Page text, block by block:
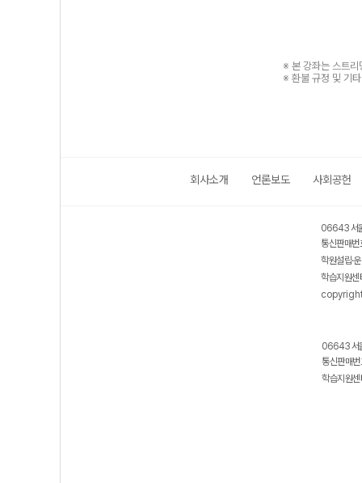
※ 본 강좌는 스트리
※ 환불 규정 및 기
회사소개 언론보도 사회공헌
06643 서
통신판매
학원설립·
학습지원
06643 서
통신판매
학습지원